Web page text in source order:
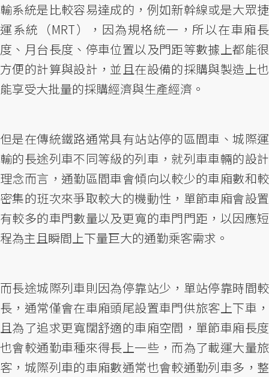
輸系統是比較容易達成的，例如新幹線或是大眾捷
運系統（MRT），因為規格統一，所以在車廂長
度、月台長度、停車位置以及門距等數據上都能很
方便的計算與設計，並且在設備的採購與製造上也
能享受大批量的採購經濟與生產經濟。
但是在傳統鐵路通常具有站站停的區間車、城際運
輸的長途列車不同等級的列車，就列車車輛的設計
理念而言，通勤區間車會傾向以較少的車廂數和較
密集的班次來爭取較大的機動性，單節車廂會設置
有較多的車門數量以及更寬的車門門距，以因應短
程為主且瞬間上下量巨大的通勤乘客需求。
而長途城際列車則因為停靠站少，單站停靠時間較
長，通常僅會在車廂頭尾設置車門供旅客上下車，
且為了追求更寬闊舒適的車廂空間，單節車廂長度
也會較通勤車種來得長上一些，而為了載運大量旅
客，城際列車的車廂數通常也會較通勤列車多，整